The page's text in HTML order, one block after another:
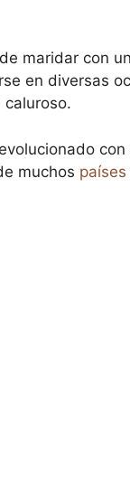
maridar con
en diversas
muchos países